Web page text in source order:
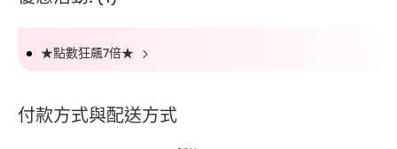
★點數狂飆7倍★
付款方式與配送方式